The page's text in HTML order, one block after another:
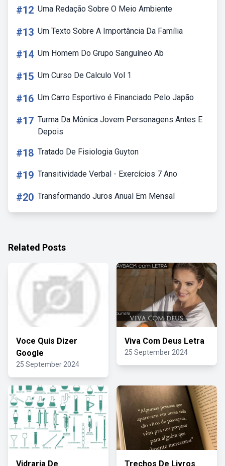
#12 Uma Redação Sobre O Meio Ambiente
#13 Um Texto Sobre A Importância Da Família
#14 Um Homem Do Grupo Sanguíneo Ab
#15 Um Curso De Calculo Vol 1
#16 Um Carro Esportivo é Financiado Pelo Japão
#17 Turma Da Mônica Jovem Personagens Antes E
Depois
#18 Tratado De Fisiologia Guyton
#19 Transitividade Verbal - Exercícios 7 Ano
#20 Transformando Juros Anual Em Mensal
Related Posts
Voce Quis Dizer
Google
25 September 2024
Viva Com Deus Letra
25 September 2024
Vidraria De Trechos De Livros